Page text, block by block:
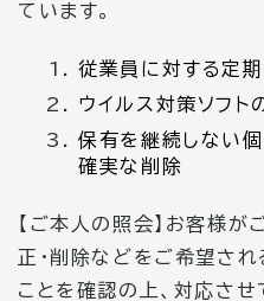
ています。
従業員に対する定
ウイルス対策ソフト
保有を継続しない
確実な削除
【ご本人の照会】お客様が
正・削除などをご希望さ
ことを確認の上、対応させ